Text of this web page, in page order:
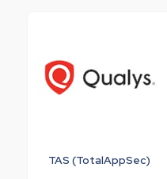
TAS (TotalAppSec)